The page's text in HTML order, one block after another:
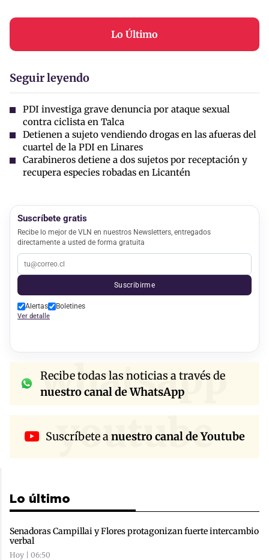
Lo Último
Seguir leyendo
PDI investiga grave denuncia por ataque sexual
contra ciclista en Talca
Detienen a sujeto vendiendo drogas en las afueras del
cuartel de la PDI en Linares
Carabineros detiene a dos sujetos por receptación y
recupera especies robadas en Licantén
Suscríbete gratis
Recibe lo mejor de VLN en nuestros Newsletters, entregados
directamente a usted de forma gratuita
Suscribirme
Alertas Boletines
Ver detalle
whatsapp
Recibe todas las noticias a través de
nuestro canal de WhatsApp
youtube
Suscríbete anuestro canal de Youtube
Lo último
Senadoras Campillai y Flores protagonizan fuerte intercambio
verbal
Hoy | 06:50